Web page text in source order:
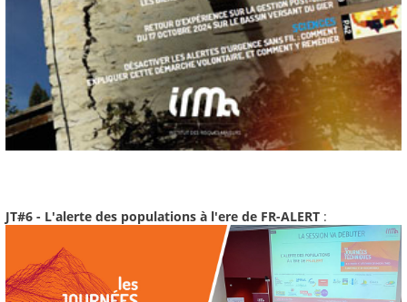
JT#6 - L'alerte des populations à l'ere de FR-ALERT :